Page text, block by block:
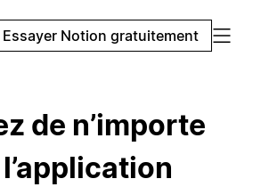
Essayer Notion gratuitement
de n’importe